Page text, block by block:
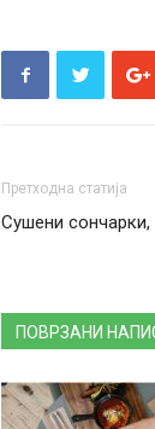
Претходна статија
Сушени
ПОВРЗАНИ